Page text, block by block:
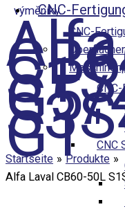
CNC-
CNC-
CNC
G5/
G1″
Startseite
Produkte
Alfa Laval CB60-50L